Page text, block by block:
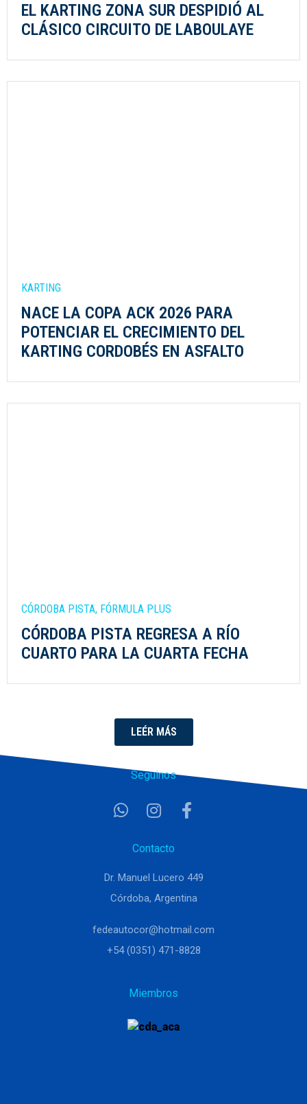
EL KARTING ZONA SUR DESPIDIÓ AL
CLÁSICO CIRCUITO DE LABOULAYE
KARTING
NACE LA COPA ACK 2026 PARA
POTENCIAR EL CRECIMIENTO DEL
KARTING CORDOBÉS EN ASFALTO
CÓRDOBA PISTA, FÓRMULA PLUS
CÓRDOBA PISTA REGRESA A RÍO
CUARTO PARA LA CUARTA FECHA
LEÉR MÁS
Seguinos
Contacto
Dr. Manuel Lucero 449
Córdoba, Argentina
fedeautocor@hotmail.com
+54 (0351) 471-8828
Miembros